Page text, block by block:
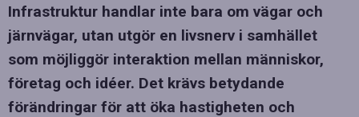
Infrastruktur handlar inte bara om vägar och
järnvägar, utan utgör en livsnerv i samhället
som möjliggör interaktion mellan människor,
företag och idéer. Det krävs betydande
förändringar för att öka hastigheten och